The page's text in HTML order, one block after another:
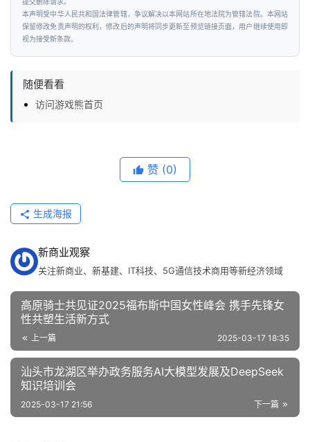
本声明受中华人民共和国法律管辖，争议解决以本网站所在地法院为管辖法院。本网站
保留修改免责声明的权利，修改后的声明将同步更新至预览链接页面，用户继续使用即
视为接受新条款。
随便看看
访问游戏熊首页
赞 (0)
生成海报
新商业观察
关注新商业、新基建、IT科技、5G通信技术商用等新经济领域
高原骑士共见证2025福布斯中国女性峰会 携手先锋女
性共塑生活新方式
上一篇 2025-03-17 18:35
汕头市龙湖区举办政务服务AI大模型发展及DeepSeek
知识培训会
下一篇
2025-03-17 21:56